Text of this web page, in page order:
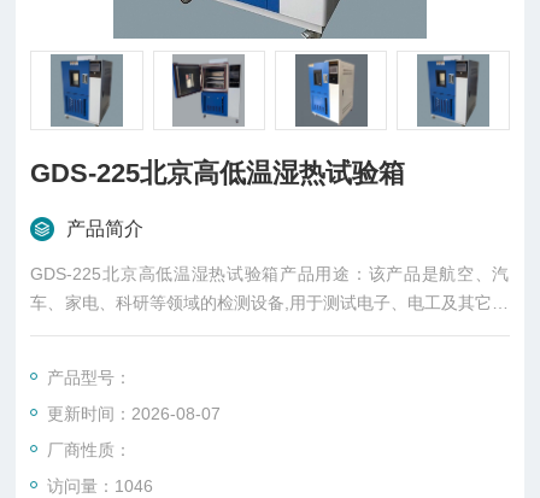
GDS-225北京高低温湿热试验箱
产品简介
GDS-225北京高低温湿热试验箱产品用途：该产品是航空、汽
车、家电、科研等领域的检测设备,用于测试电子、电工及其它产
品及材料进行高温、低温、湿热度或恒定试验的温度环境变化参
产品型号：
更新时间：2026-08-07
厂商性质：
访问量：1046